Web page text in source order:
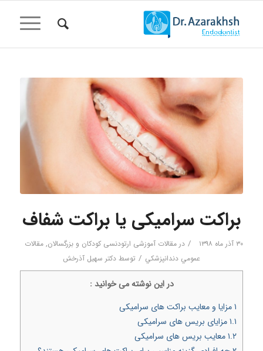
براکت سرامیکی یا براکت شفاف
۳۰ آذر ماه ۱۳۹۸ / در مقالات آموزشی ارتودنسی کودکان و بزرگسالان, مقالات
عمومي دندانپزشكي / توسط دکتر سهیل آذرخش
در اين نوشته می خوانيد :
۱مزایا و معایب براکت های سرامیکی
۱.۱مزایای بریس های سرامیکی
۱.۲معایب بریس های سرامیکی